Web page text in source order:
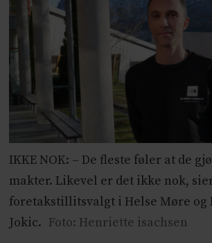
IKKE NOK: – De fleste føler at de
makter. Likevel er det ikke nok,
foretakstillitsvalgt i Helse Møre og
Jokic. Foto: Henriette isachsen